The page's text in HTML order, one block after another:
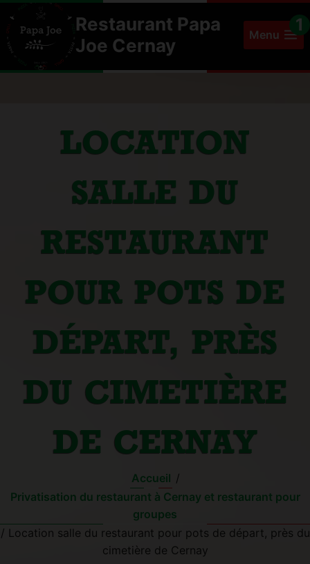
au
contenu
Restaurant Papa
Joe Cernay
Menu
LOCATION
SALLE DU
RESTAURANT
POUR POTS DE
DÉPART, PRÈS
DU CIMETIÈRE
DE CERNAY
Accueil /
Privatisation du restaurant à Cernay et restaurant pour
groupes
/ Location salle du restaurant pour pots de départ, près du
cimetière de Cernay